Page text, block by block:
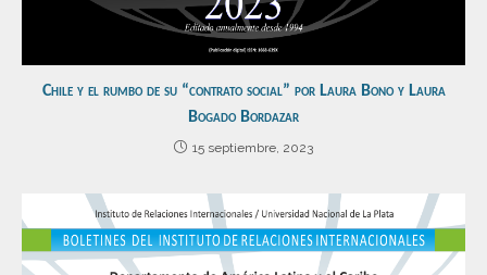
Chile y el rumbo de su “contrato social” por Laura Bono y Laura
Bogado Bordazar
15 septiembre, 2023